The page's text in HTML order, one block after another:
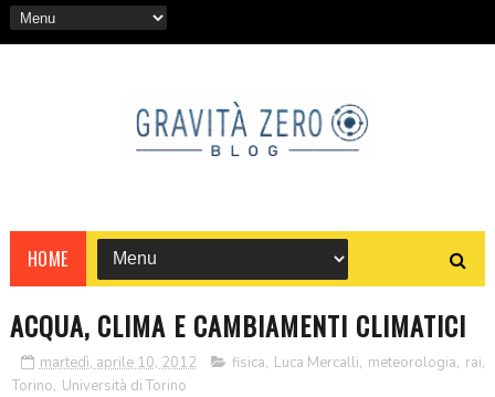
HOME
ACQUA, CLIMA E CAMBIAMENTI CLIMATICI
martedì, aprile 10, 2012 fisica, Luca Mercalli, meteorologia, rai,
Torino, Università di Torino